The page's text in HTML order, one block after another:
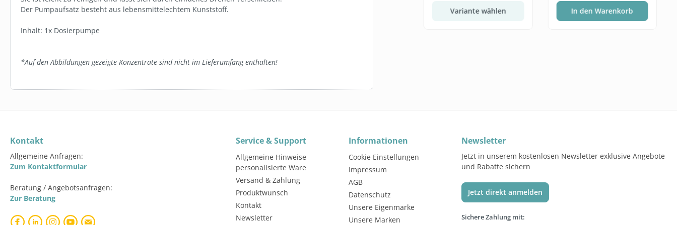
Der Pumpaufsatz besteht aus lebensmittelechtem Kunststoff.
Inhalt: 1x Dosierpumpe
*Auf den Abbildungen gezeigte Konzentrate sind nicht im Lieferumfang enthalten!
Staffel wählen Variante wählen In den Warenkorb
Kontakt
Allgemeine Anfragen:
Zum Kontaktformular
Beratung / Angebotsanfragen:
Zur Beratung
Service & Support
Allgemeine Hinweise
personalisierte Ware
Versand & Zahlung
Produktwunsch
Kontakt
Newsletter
Informationen
Cookie Einstellungen
Impressum
AGB
Datenschutz
Unsere Eigenmarke
Unsere Marken
Newsletter
Jetzt in unserem kostenlosen Newsletter exklusive Angebote
und Rabatte sichern
Jetzt direkt anmelden
Sichere Zahlung mit: